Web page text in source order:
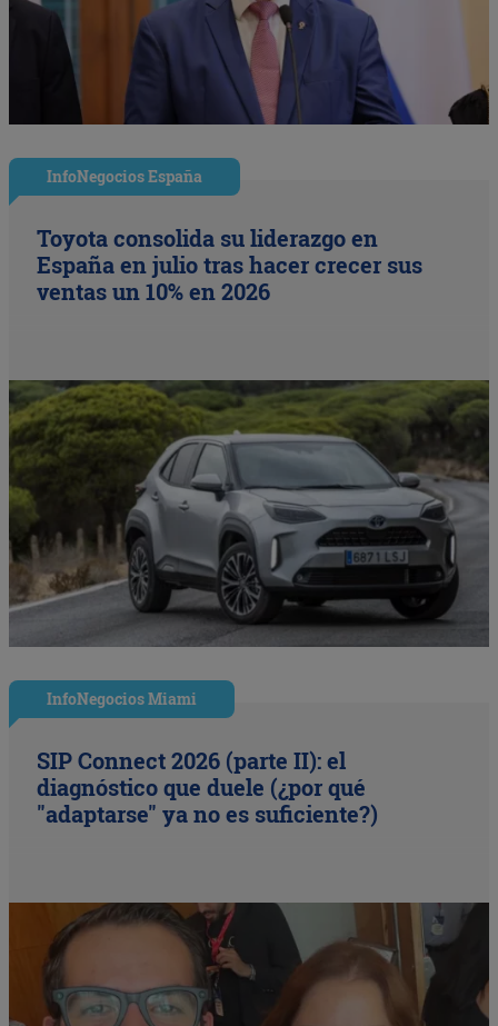
InfoNegocios España
Toyota consolida su liderazgo en
España en julio tras hacer crecer sus
ventas un 10% en 2026
InfoNegocios Miami
SIP Connect 2026 (parte II): el
diagnóstico que duele (¿por qué
"adaptarse" ya no es suficiente?)